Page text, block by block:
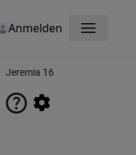
Anmelden Menü
Jeremia 16